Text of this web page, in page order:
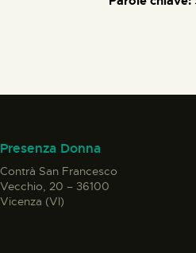
Presenza Donna
Contrà San Francesco
Vecchio, 20 – 36100
Vicenza (VI)